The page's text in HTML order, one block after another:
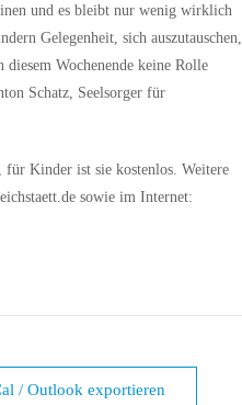
und es bleibt nur wenig wirklich
Gelegenheit, sich auszutauschen,
Wochenende keine Rolle
Schatz, Seelsorger für
für Kinder ist sie kostenlos. Weitere
sowie im Internet:
/ Outlook exportieren